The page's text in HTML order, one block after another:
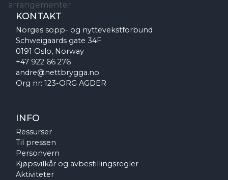
arrangementer
KONTAKT
Norges sopp- og nyttevekstforbund
Schweigaards gate 34F
0191 Oslo, Norway
+47 922 66 276
andre@nettbrygga.no
Org nr: 123-ORG AGDER
INFO
Ressurser
Til pressen
Personvern
Kjøpsvilkår og avbestillingsregler
Aktiviteter